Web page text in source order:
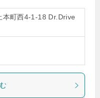
本町西4-1-18 Dr.Drive